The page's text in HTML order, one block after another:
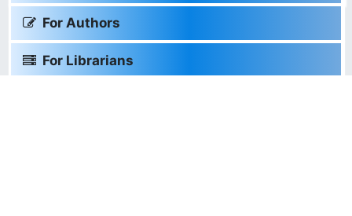
For Authors
For Librarians